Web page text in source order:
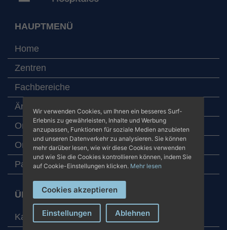
HAUPTMENÜ
Home
Zentren
Fachbereiche
Ärzteteam
Online-Termin
Online-Laboruntersuchungen
Patientenbetreuung
ÜBER JUANEDA KRANKENHÄUSER
Karte mit unseren Zentren
Wir verwenden Cookies, um Ihnen ein besseres Surf-
Erlebnis zu gewährleisten, Inhalte und Werbung
anzupassen, Funktionen für soziale Medien anzubieten
und unseren Datenverkehr zu analysieren. Sie können
mehr darüber lesen, wie wir diese Cookies verwenden
und wie Sie die Cookies kontrollieren können, indem Sie
auf Cookie-Einstellungen klicken. Mehr lesen
Cookies akzeptieren
Einstellungen Ablehnen